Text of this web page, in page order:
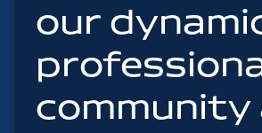
our
community